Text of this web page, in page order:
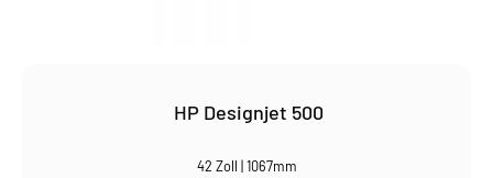
HP Designjet 500
42 Zoll | 1067mm